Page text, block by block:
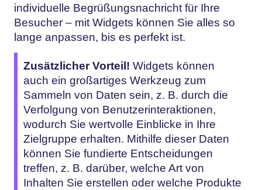
individuelle Begrüßungsnachricht für Ihre
Besucher – mit Widgets können Sie alles so
lange anpassen, bis es perfekt ist.
Zusätzlicher Vorteil! Widgets können
auch ein großartiges Werkzeug zum
Sammeln von Daten sein, z. B. durch die
Verfolgung von Benutzerinteraktionen,
wodurch Sie wertvolle Einblicke in Ihre
Zielgruppe erhalten. Mithilfe dieser Daten
können Sie fundierte Entscheidungen
treffen, z. B. darüber, welche Art von
Inhalten Sie erstellen oder welche Produkte